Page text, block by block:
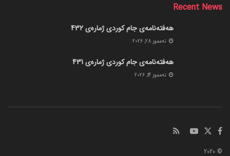
Recent News
هەفتەنامەی جام کوردی ژمارەی 432
ته‌مموز 28, 2026
هەفتەنامەی جام کوردی ژمارەی 431
ته‌مموز 14, 2026
© 2020